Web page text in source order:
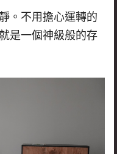
。不用擔心運轉的
是一個神級般的存